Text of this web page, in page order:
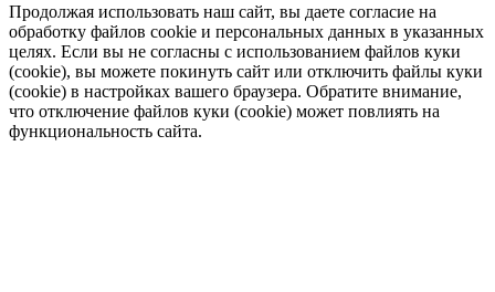
Продолжая использовать наш сайт, вы даете согласие на
обработку файлов cookie и персональных данных в указанных
целях. Если вы не согласны с использованием файлов куки
(cookie), вы можете покинуть сайт или отключить файлы куки
(cookie) в настройках вашего браузера. Обратите внимание,
что отключение файлов куки (cookie) может повлиять на
функциональность сайта.